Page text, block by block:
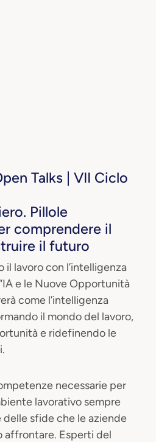
Talks | VII Ciclo
Pillole
comprendere il
il futuro
il lavoro con l’intelligenza
e le Nuove Opportunità
come l’intelligenza
il mondo del lavoro,
e ridefinendo le
necessarie per
lavorativo sempre
sfide che le aziende
affrontare. Esperti del